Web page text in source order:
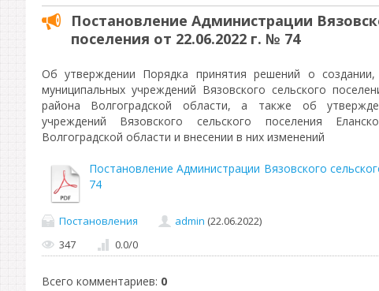
Постановление Администрации
поселения от 22.06.2022 г. № 74
Об утверждении Порядка принятия решений о создании,
муниципальных учреждений Вязовского сельского
района Волгоградской области, а также об
учреждений Вязовского сельского поселения
Волгоградской области и внесении в них изменений
Постановление Администрации Вязовского
74
Постановления admin (22.06.2022)
347
0.0/0
Всего комментариев: 0